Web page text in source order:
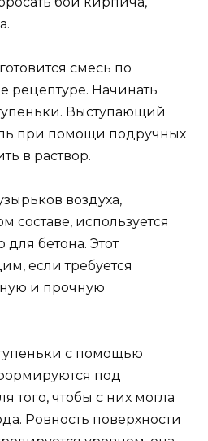
смесь по
Начинать
Выступающий
при помощи подручных
в раствор.
воздуха,
составе, используется
бетона. Этот
если требуется
и прочную
с помощью
под
того, чтобы с них могла
Ровность поверхности